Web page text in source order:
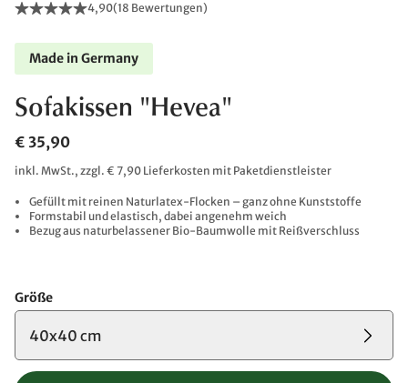
4,90(18 Bewertungen)
Made in Germany
Sofakissen "Hevea"
€ 35,90
inkl. MwSt., zzgl. € 7,90 Lieferkosten mit Paketdienstleister
Gefüllt mit reinen Naturlatex-Flocken – ganz ohne Kunststoffe
Formstabil und elastisch, dabei angenehm weich
Bezug aus naturbelassener Bio-Baumwolle mit Reißverschluss
Größe
40x40 cm